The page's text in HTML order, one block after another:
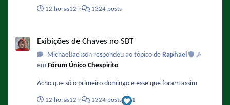
12 horas12 h 1324 posts
Exibições de Chaves no SBT
MichaelJackson respondeu ao tópico de Raphael
em Fórum Único Chespirito
Acho que só o primeiro domingo e esse que foram assim
12 horas12 h 1324 posts 1